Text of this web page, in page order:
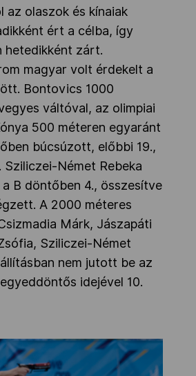
az olaszok és kínaiak
ért a célba, így
hetedikként zárt.
magyar volt érdekelt a
Bontovics 1000
váltóval, az olimpiai
500 méteren egyaránt
búcsúzott, előbbi 19.,
Sziliczei-Német Rebeka
B döntőben 4., összesítve
A 2000 méteres
Márk, Jászapáti
Sziliczei-Német
nem jutott be az
idejével 10.